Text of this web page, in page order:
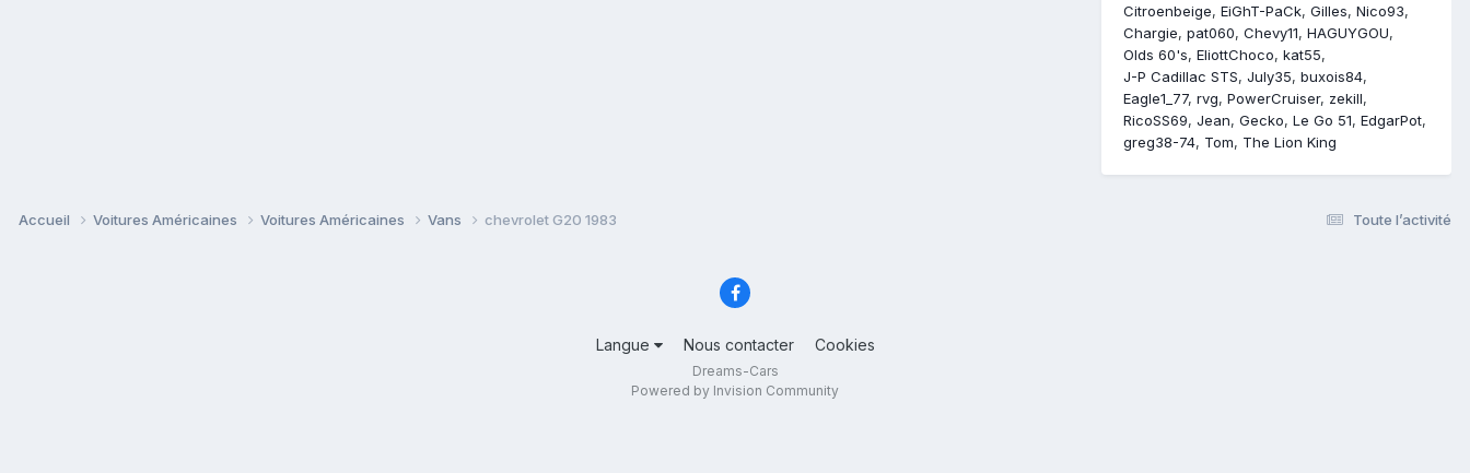
Citroenbeige EiGhT-PaCk Gilles Nico93
Chargie pat060 Chevy11 HAGUYGOU
Olds 60's EliottChoco kat55
J-P Cadillac STS July35 buxois84
Eagle1_77 rvg PowerCruiser zekill
RicoSS69 Jean Gecko Le Go 51 EdgarPot
greg38-74 Tom The Lion King
Toute l’activité
Accueil Voitures Américaines Voitures Américaines Vans chevrolet G20 1983
Langue Nous contacter Cookies
Dreams-Cars
Powered by Invision Community